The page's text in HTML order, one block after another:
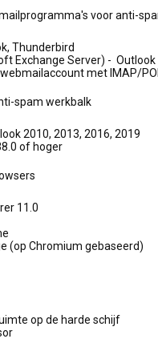
voor anti-
Thunderbird
Exchange Server) - Outlook
met IMAP/
spam werkbalk
2010, 2013, 2016, 2019
of hoger
11.0
(op Chromium gebaseerd)
op de harde schijf